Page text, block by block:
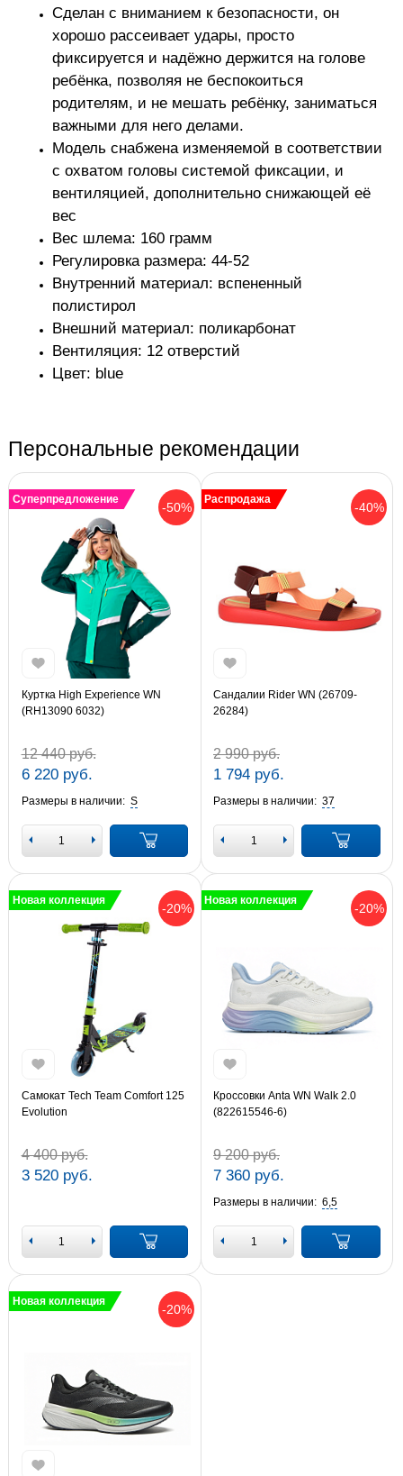
Сделан с вниманием к безопасности, он
хорошо рассеивает удары, просто
фиксируется и надёжно держится на голове
ребёнка, позволяя не беспокоиться
родителям, и не мешать ребёнку, заниматься
важными для него делами.
Модель снабжена изменяемой в соответствии
с охватом головы системой фиксации, и
вентиляцией, дополнительно снижающей её
вес
Вес шлема: 160 грамм
Регулировка размера: 44-52
Внутренний материал: вспененный
полистирол
Внешний материал: поликарбонат
Вентиляция: 12 отверстий
Цвет: blue
Персональные рекомендации
-50%
Суперпредложение
Куртка High Experience WN
(RH13090 6032)
12 440 руб.
6 220 руб.
Размеры в наличии: S
-40%
Распродажа
Сандалии Rider WN (26709-
26284)
2 990 руб.
1 794 руб.
Размеры в наличии: 37
-20%
Новая коллекция
Самокат Tech Team Comfort 125
Evolution
4 400 руб.
3 520 руб.
-20%
Новая коллекция
Кроссовки Anta WN Walk 2.0
(822615546-6)
9 200 руб.
7 360 руб.
Размеры в наличии: 6,5
-20%
Новая коллекция